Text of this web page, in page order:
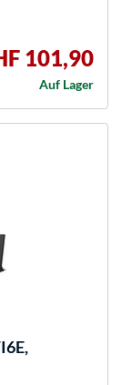
101,90
Auf Lager